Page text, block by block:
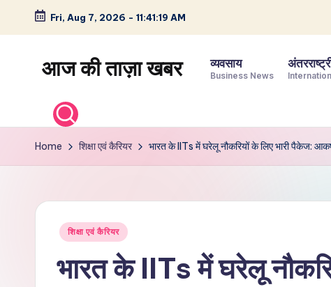
Skip
content
Fri, Aug 7, 2026 - 11:41:20 AM
आज की ताज़ा खबर
खेल,
व्यापार
व्यवसाय
Business News
Home शिक्षा एवं कैरियर भारत के IITs में घरेलू नौकरियों के लिए भारी पैकेज:
Posted
शिक्षा एवं कैरियर
भारत के IITs में घरेलू